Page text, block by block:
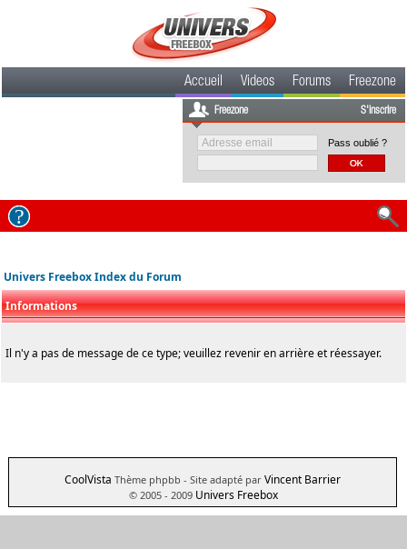
Accueil Videos Forums Freezone
Freezone S'inscrire
Pass oublié ?
Univers Freebox Index du Forum
Informations
Il n'y a pas de message de ce type; veuillez revenir en arrière et réessayer.
CoolVista Thème phpbb - Site adapté par Vincent Barrier
© 2005 - 2009 Univers Freebox